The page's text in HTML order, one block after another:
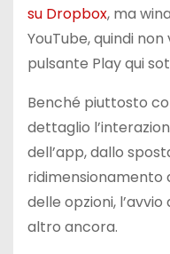
su Dropbox, ma
YouTube, quindi
pulsante Play qui
Benché piuttosto
dettaglio
dell’app, dallo
ridimensionamento
delle opzioni,
altro ancora.